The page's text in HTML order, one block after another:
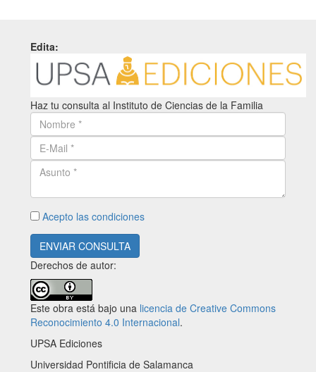
Edita:
Haz tu consulta al Instituto de Ciencias de la Familia
Acepto las condiciones
ENVIAR CONSULTA
Derechos de autor:
Este obra está bajo una licencia de Creative Commons
Reconocimiento 4.0 Internacional.
UPSA Ediciones
Universidad Pontificia de Salamanca